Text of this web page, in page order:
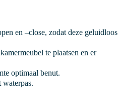
en –close, zodat deze geluidloos
te plaatsen en er
optimaal benut.
waterpas.